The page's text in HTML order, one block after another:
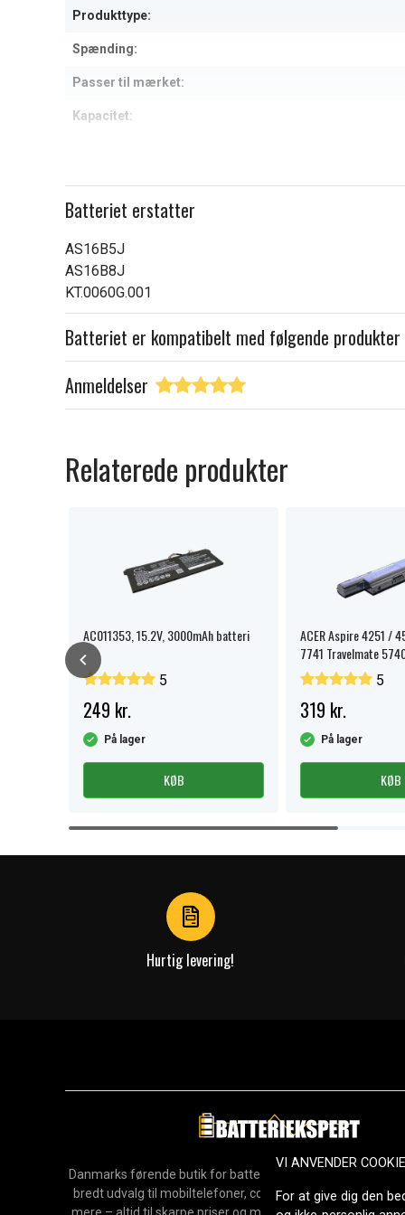
Produkttype:
Spænding:
Passer til mærket:
Kapacitet:
Batteriet erstatter
AS16B5J
AS16B8J
KT.0060G.001
Batteriet er kompatibelt med følgende produkter
Anmeldelser
Relaterede produkter
AC011353, 15.2V, 3000mAh batteri
5
249 kr.
På lager
KØB
ACER Aspire 4251 /
7741 Travelmate
5
319 kr.
På lager
KØB
Item
Hurtig levering!
Danmarks førende butik for batterier, opladere og
bredt udvalg til mobiltelefoner, computere, værktøj,
VI ANVENDER
For at give dig den